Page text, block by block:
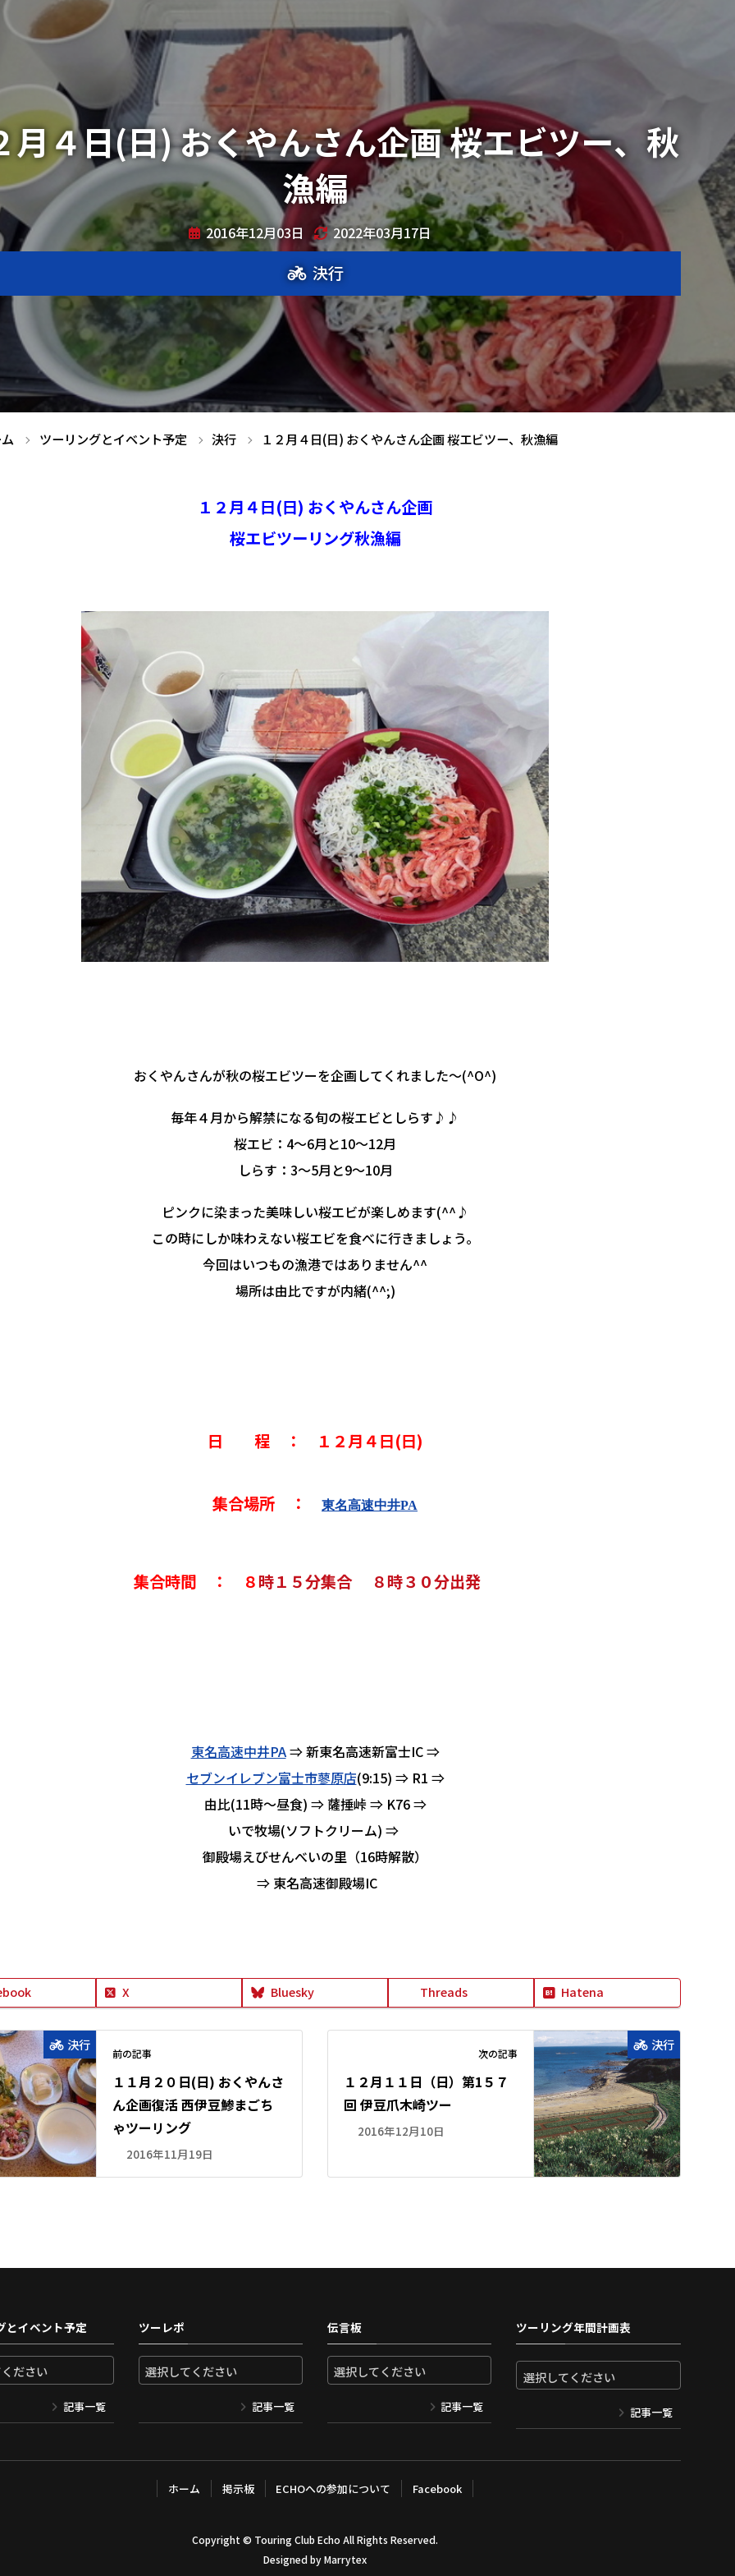
月４日(日) おくやんさん企画 桜エビツー、秋
漁編
2016年12月03日 2022年03月17日
決行
ツーリングとイベント予定 決行 １２月４日(日) おくやんさん企画 桜エビツー、秋漁編
１２月４日(日) おくやんさん企画
桜エビツーリング秋漁編
おくやんさんが秋の桜エビツーを企画してくれました～(^O^)
毎年４月から解禁になる旬の桜エビとしらす♪♪
桜エビ：4～6月と10～12月
しらす：3～5月と9～10月
ピンクに染まった美味しい桜エビが楽しめます(^^♪
この時にしか味わえない桜エビを食べに行きましょう。
今回はいつもの漁港ではありません^^
場所は由比ですが内緒(^^;)
日 程 ： １２月４日(日)
集合場所 ： 東名高速中井PA
集合時間 ： ８時１５分集合 ８時３０分出発
東名高速中井PA⇒ 新東名高速新富士IC ⇒
セブンイレブン富士市蓼原店(9:15) ⇒ R1 ⇒
由比(11時～昼食) ⇒ 薩捶峠 ⇒ K76 ⇒
いで牧場(ソフトクリーム) ⇒
御殿場えびせんべいの里（16時解散）
⇒ 東名高速御殿場IC
X Bluesky Threads Hatena
決行
前の記事
１１月２０日(日) おくやんさ
ん企画復活 西伊豆鯵まごち
ゃツーリング
2016年11月19日
決行
次の記事
１２月１１日（日）第1５７
回 伊豆爪木崎ツー
2016年12月10日
とイベント予定
記事一覧
ツーレポ
記事一覧
伝言板
記事一覧
ツーリング年間計画表
記事一覧
ホーム 掲示板 ECHOへの参加について Facebook
Copyright © Touring Club Echo All Rights Reserved.
Designed byMarrytex